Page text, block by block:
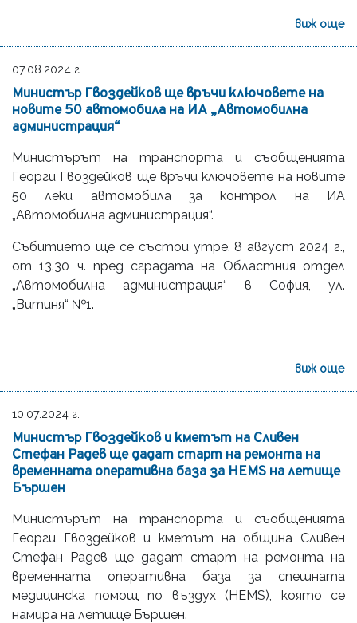
виж още
07.08.2024 г.
Министър Гвоздейков ще връчи ключовете на
новите 50 автомобила на ИА „Автомобилна
администрация“
Министърът на транспорта и съобщенията
Георги Гвоздейков ще връчи ключовете на новите
50 леки автомобила за контрол на ИА
„Автомобилна администрация“.
Събитието ще се състои утре, 8 август 2024 г.,
от 13.30 ч. пред сградата на Областния отдел
„Автомобилна администрация“ в София, ул.
„Витиня“ №1.
виж още
10.07.2024 г.
Министър Гвоздейков и кметът на Сливен
Стефан Радев ще дадат старт на ремонта на
временната оперативна база за HEMS на летище
Бършен
Министърът на транспорта и съобщенията
Георги Гвоздейков и кметът на община Сливен
Стефан Радев ще дадат старт на ремонта на
временната оперативна база за спешната
медицинска помощ по въздух (HEMS), която се
намира на летище Бършен.